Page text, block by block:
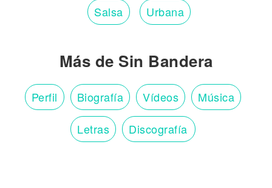
Salsa Urbana
Más de Sin Bandera
Perfil Biografía Vídeos Música
Letras Discografía